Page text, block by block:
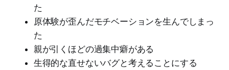
た
原体験が歪んだモチベーションを生んでしまっ
た
親が引くほどの過集中癖がある
生得的な直せないバグと考えることにする